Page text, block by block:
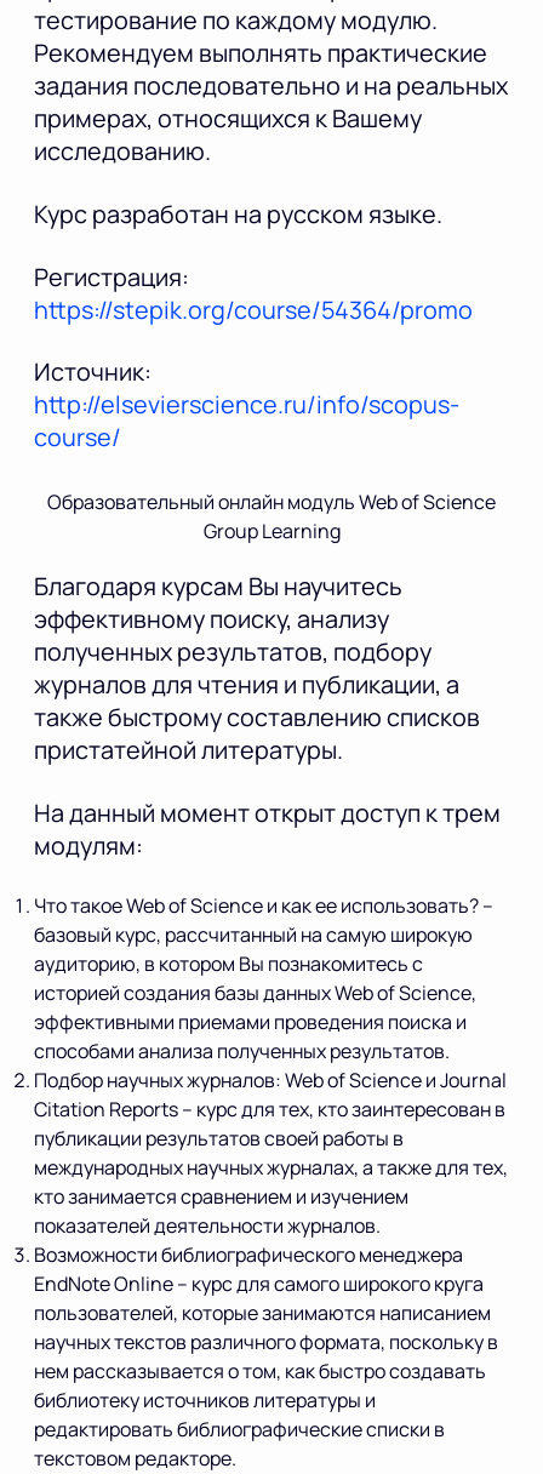
тестирование по каждому модулю.
Рекомендуем выполнять практические
задания последовательно и на реальных
примерах, относящихся к Вашему
исследованию.
Курс разработан на русском языке.
Регистрация:
https://stepik.org/course/54364/promo
Источник:
http://elsevierscience.ru/info/scopus-
course/
Образовательный онлайн модуль Web of Science
Group Learning
Благодаря курсам Вы научитесь
эффективному поиску, анализу
полученных результатов, подбору
журналов для чтения и публикации, а
также быстрому составлению списков
пристатейной литературы.
На данный момент открыт доступ к трем
модулям:
Что такое Web of Science и как ее использовать? –
базовый курс, рассчитанный на самую широкую
аудиторию, в котором Вы познакомитесь с
историей создания базы данных Web of Science,
эффективными приемами проведения поиска и
способами анализа полученных результатов.
Подбор научных журналов: Web of Science и Journal
Citation Reports – курс для тех, кто заинтересован в
публикации результатов своей работы в
международных научных журналах, а также для тех,
кто занимается сравнением и изучением
показателей деятельности журналов.
Возможности библиографического менеджера
EndNote Online – курс для самого широкого круга
пользователей, которые занимаются написанием
научных текстов различного формата, поскольку в
нем рассказывается о том, как быстро создавать
библиотеку источников литературы и
редактировать библиографические списки в
текстовом редакторе.